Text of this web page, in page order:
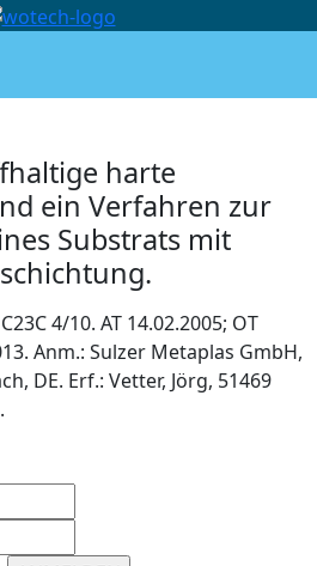
harte
ein Verfahren zur
Substrats mit
4/10. AT 14.02.2005; OT
Anm.: Sulzer Metaplas GmbH,
DE. Erf.: Vetter, Jörg, 51469